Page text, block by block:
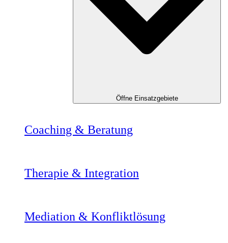
Öffne Einsatzgebiete
Coaching & Beratung
Therapie & Integration
Mediation & Konfliktlösung